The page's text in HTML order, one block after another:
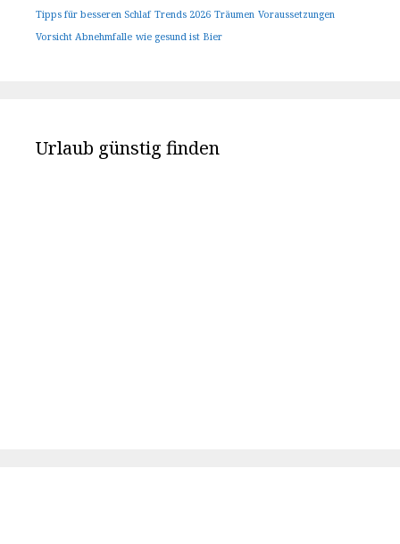
Tipps für besseren Schlaf Trends 2026 Träumen Voraussetzungen
Vorsicht Abnehmfalle wie gesund ist Bier
Urlaub günstig finden